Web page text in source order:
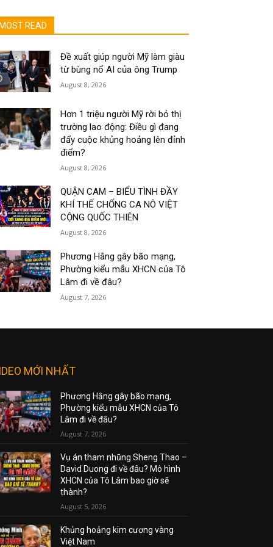
MOST READ
Đề xuất giúp người Mỹ làm giàu
từ bùng nổ AI của ông Trump
August 8, 2026
Hơn 1 triệu người Mỹ rời bỏ thị
trường lao động: Điều gì đang
đẩy cuộc khủng hoảng lên đỉnh
điểm?
August 8, 2026
QUẬN CAM – BIỂU TÌNH ĐẦY
KHÍ THẾ CHỐNG CA NÔ VIỆT
CỘNG QUỐC THIÊN
August 8, 2026
Phương Hằng gây bão mạng,
Phường kiểu mẫu XHCN của Tô
Lâm đi về đâu?
August 7, 2026
MỚI NHẤT
Phương Hằng gây bão mạng,
Phường kiểu mẫu XHCN của Tô
Lâm đi về đâu?
August 7, 2026
Vụ án tham nhũng Sheng Thao –
David Duong đi về đâu? Mô hình
XHCN của Tô Lâm bao giờ sẽ
thành?
August 5, 2026
Khủng hoảng kim cương vàng
Việt Nam